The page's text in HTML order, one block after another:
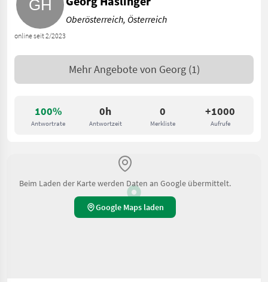
100%
Antwortrate
0h
Antwortzeit
0
Merkliste
+1000
Aufrufe
online seit 2/2023
Oberösterreich, Österreich
Mehr Angebote von Georg (1)
Beim Laden der Karte werden Daten an Google übermittelt.
Google Maps laden